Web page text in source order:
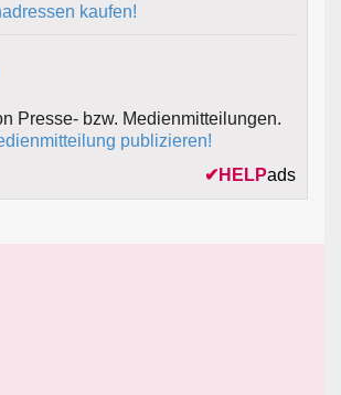
kaufen!
Presse- bzw. Medienmitteilungen.
publizieren!
✔ HELPads